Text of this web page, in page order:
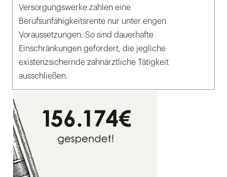
Versorgungswerke zahlen eine
Berufsunfähigkeitsrente nur unter engen
Voraussetzungen. So sind dauerhafte
Einschränkungen gefordert, die jegliche
existenzsichernde zahnärztliche Tätigkeit
ausschließen.